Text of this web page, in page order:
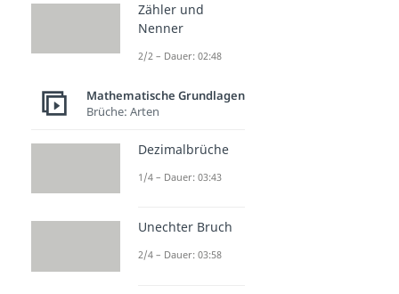
Zähler und
Nenner
2/2 – Dauer: 02:48
Mathematische Grundlagen
Brüche: Arten
Dezimalbrüche
1/4 – Dauer: 03:43
Unechter Bruch
2/4 – Dauer: 03:58